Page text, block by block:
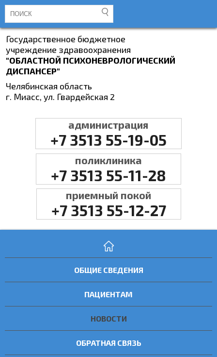
Государственное бюджетное
учреждение здравоохранения
"ОБЛАСТНОЙ ПСИХОНЕВРОЛОГИЧЕСКИЙ
ДИСПАНСЕР"
Челябинская область
г. Миасс, ул. Гвардейская 2
администрация
+7 3513 55-19-05
поликлиника
+7 3513 55-11-28
приемный покой
+7 3513 55-12-27
ОБЩИЕ СВЕДЕНИЯ
ПАЦИЕНТАМ
НОВОСТИ
ОБРАТНАЯ СВЯЗЬ